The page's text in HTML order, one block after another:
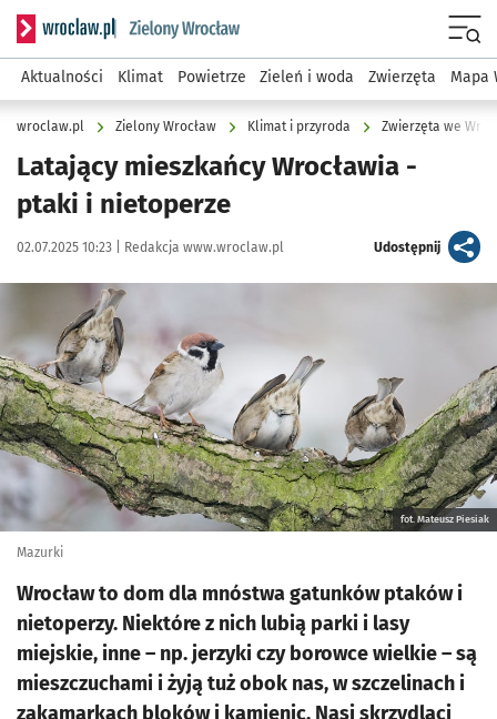
Serwis informacyjny wroclaw.pl podserwis: Środowisko we
Aktualności Klimat Powietrze Zieleń i woda Zwierzęta Mapa
wroclaw.pl Zielony Wrocław Klimat i przyroda Zwierzęta we
Latający mieszkańcy Wrocławia -
ptaki i nietoperze
Data publikacji:
02.07.2025 10:23 | Autor:
Redakcja www.wroclaw.pl Udostępnijartykuł
Kliknij, aby powiększyć
fot. Mateusz Piesiak
Mazurki
Wrocław to dom dla mnóstwa gatunków ptaków i
nietoperzy. Niektóre z nich lubią parki i lasy
miejskie, inne – np. jerzyki czy borowce wielkie – są
mieszczuchami i żyją tuż obok nas, w szczelinach i
zakamarkach bloków i kamienic. Nasi skrzydlaci